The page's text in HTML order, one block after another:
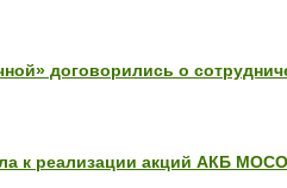
договорились о
к реализации акций АКБ